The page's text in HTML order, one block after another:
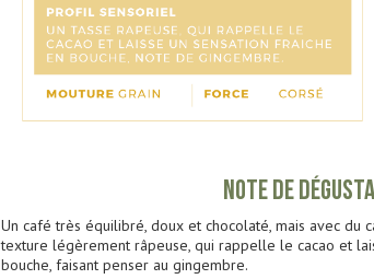
NOTE DE
Un café très équilibré, doux et chocolaté, mais avec du
texture légèrement râpeuse, qui rappelle le cacao et
bouche, faisant penser au gingembre.